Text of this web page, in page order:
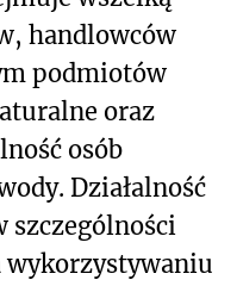
handlowców
podmiotów
oraz
osób
Działalność
szczególności
wykorzystywaniu